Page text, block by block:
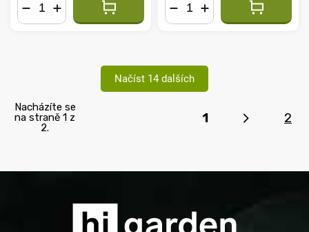
Načíst 14 dalších
Nacházíte se
na straně 1 z
2.
1 2